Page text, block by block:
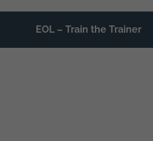
EOL – Train the Trainer